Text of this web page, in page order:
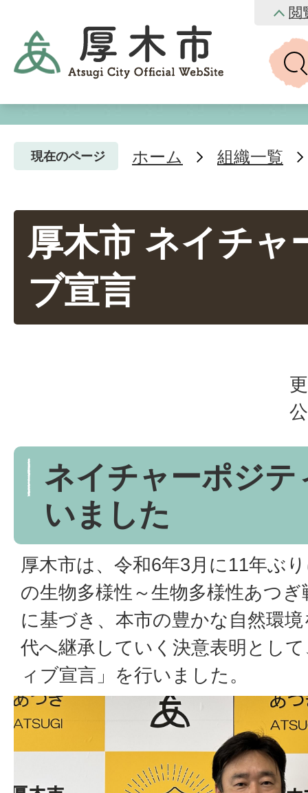
閲
現在のページ ホーム 組織一覧
厚木市 ネイチャ
ブ宣言
ネイチャーポジテ
いました
厚木市は、令和6年3月に11年ぶ
の生物多様性～生物多様性あつ
に基づき、本市の豊かな自然環
代へ継承していく決意表明とし
ィブ宣言」を行いました。